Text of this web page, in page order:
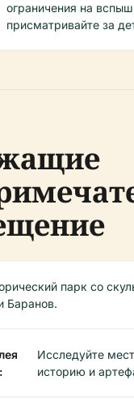
ограничения на
присматривайте за
парк со
Баранов.
Исследуйте
историю и